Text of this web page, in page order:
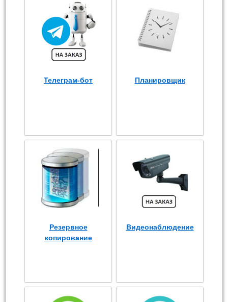
Телеграм-бот Планировщик
Резервное
копирование
Видеонаблюдение